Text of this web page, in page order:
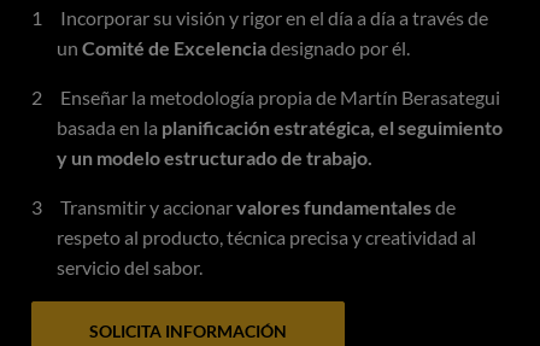
Incorporar su visión y rigor en el día a día a través de
un Comité de Excelenciadesignado por él.
Enseñar la metodología propia de Martín Berasategui
basada en la planificación estratégica, el seguimiento
y un modelo estructurado de trabajo.
Transmitir y accionarvalores fundamentalesde
respeto al producto, técnica precisa y creatividad al
servicio del sabor.
SOLICITA INFORMACIÓN